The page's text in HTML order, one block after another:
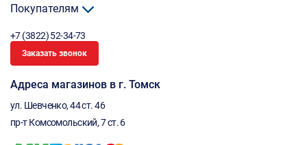
Покупателям
+7 (3822) 52-34-73
Заказать звонок
Адреса магазинов в г. Томск
ул. Шевченко, 44 ст. 46
пр-т Комсомольский, 7 ст. 6